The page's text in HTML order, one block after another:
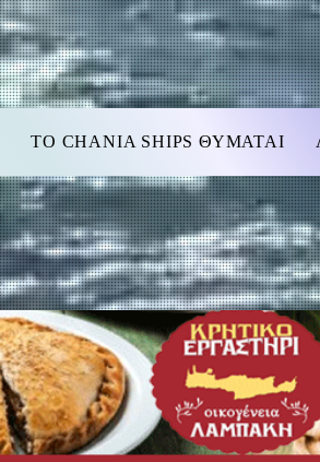
TO CHANIA SHIPS ΘΥΜΑΤΑΙ